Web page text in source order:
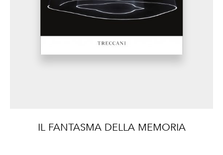
IL FANTASMA DELLA MEMORIA